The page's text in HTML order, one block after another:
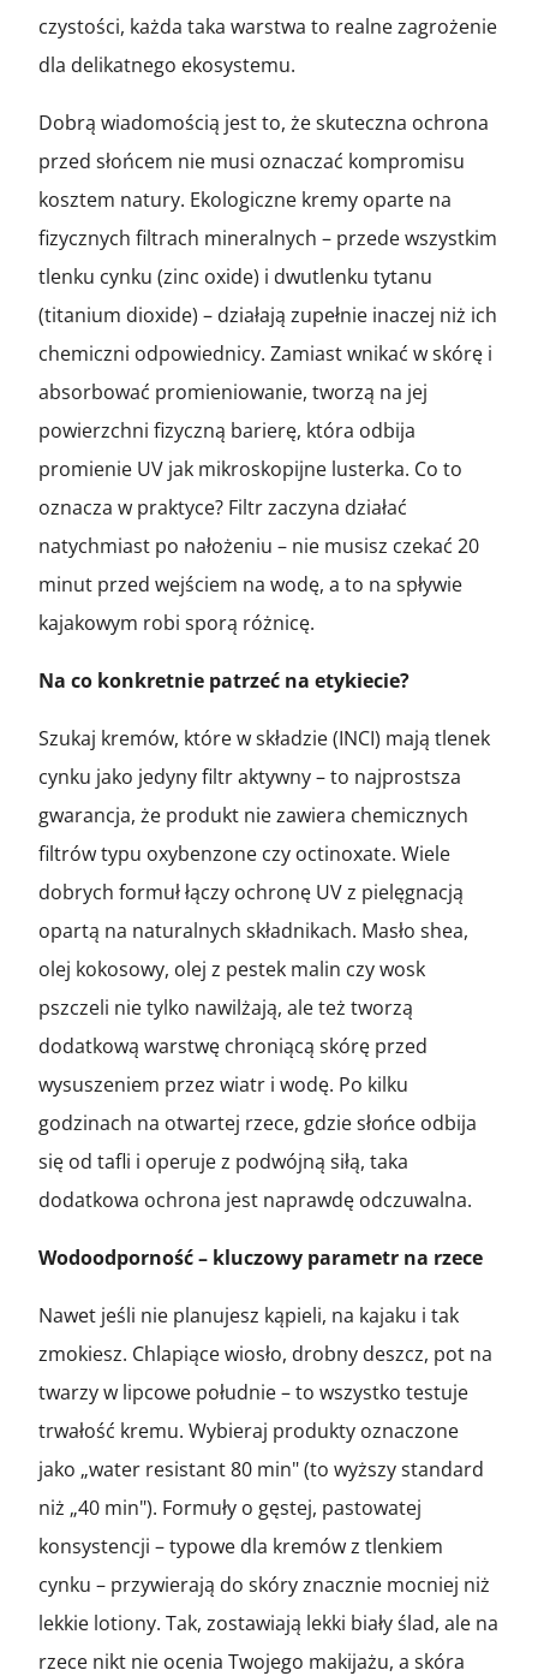
czystości, każda taka warstwa to realne zagrożenie
dla delikatnego ekosystemu.
Dobrą wiadomością jest to, że skuteczna ochrona
przed słońcem nie musi oznaczać kompromisu
kosztem natury. Ekologiczne kremy oparte na
fizycznych filtrach mineralnych – przede wszystkim
tlenku cynku (zinc oxide) i dwutlenku tytanu
(titanium dioxide) – działają zupełnie inaczej niż ich
chemiczni odpowiednicy. Zamiast wnikać w skórę i
absorbować promieniowanie, tworzą na jej
powierzchni fizyczną barierę, która odbija
promienie UV jak mikroskopijne lusterka. Co to
oznacza w praktyce? Filtr zaczyna działać
natychmiast po nałożeniu – nie musisz czekać 20
minut przed wejściem na wodę, a to na spływie
kajakowym robi sporą różnicę.
Na co konkretnie patrzeć na etykiecie?
Szukaj kremów, które w składzie (INCI) mają tlenek
cynku jako jedyny filtr aktywny – to najprostsza
gwarancja, że produkt nie zawiera chemicznych
filtrów typu oxybenzone czy octinoxate. Wiele
dobrych formuł łączy ochronę UV z pielęgnacją
opartą na naturalnych składnikach. Masło shea,
olej kokosowy, olej z pestek malin czy wosk
pszczeli nie tylko nawilżają, ale też tworzą
dodatkową warstwę chroniącą skórę przed
wysuszeniem przez wiatr i wodę. Po kilku
godzinach na otwartej rzece, gdzie słońce odbija
się od tafli i operuje z podwójną siłą, taka
dodatkowa ochrona jest naprawdę odczuwalna.
Wodoodporność – kluczowy parametr na rzece
Nawet jeśli nie planujesz kąpieli, na kajaku i tak
zmokiesz. Chlapiące wiosło, drobny deszcz, pot na
twarzy w lipcowe południe – to wszystko testuje
trwałość kremu. Wybieraj produkty oznaczone
jako „water resistant 80 min" (to wyższy standard
niż „40 min"). Formuły o gęstej, pastowatej
konsystencji – typowe dla kremów z tlenkiem
cynku – przywierają do skóry znacznie mocniej niż
lekkie lotiony. Tak, zostawiają lekki biały ślad, ale na
rzece nikt nie ocenia Twojego makijażu, a skóra